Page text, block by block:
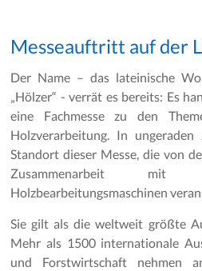
Messeauftritt auf der
Der Name – das lateinische
„Hölzer“ - verrät es bereits: Es
eine Fachmesse zu den
Holzverarbeitung. In
Standort dieser Messe, die von
Zusammenarbeit mit
Holzbearbeitungsmaschinen
Sie gilt als die weltweit größte
Mehr als 1500 internationale
und Forstwirtschaft nehmen